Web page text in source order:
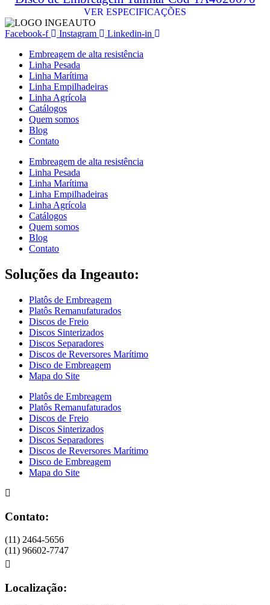
VER ESPECIFICAÇÕES
Facebook-f Instagram
Linkedin-in
Embreagem de alta resistência
Linha Pesada
Linha Marítima
Linha Empilhadeiras
Linha Agrícola
Catálogos
Quem somos
Blog
Contato
Embreagem de alta resistência
Linha Pesada
Linha Marítima
Linha Empilhadeiras
Linha Agrícola
Catálogos
Quem somos
Blog
Contato
Soluções da Ingeauto:
Platôs de Embreagem
Platôs Remanufaturados
Discos de Freio
Discos Sinterizados
Discos Separadores
Discos de Reversores Marítimo
Disco de Embreagem
Mapa do Site
Platôs de Embreagem
Platôs Remanufaturados
Discos de Freio
Discos Sinterizados
Discos Separadores
Discos de Reversores Marítimo
Disco de Embreagem
Mapa do Site
Contato:
(11) 2464-5656
(11) 96602-7747
Localização: